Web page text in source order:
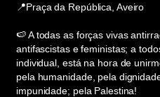
📍Praça da República, Aveiro
🍉 A todas as forças vivas
antifascistas e feministas; a
individual, está na hora de
pela humanidade, pela
impunidade; pela Palestina!